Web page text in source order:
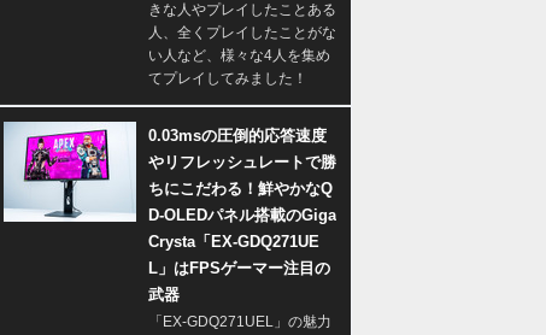
きな人やプレイしたことある
人、全くプレイしたことがな
い人など、様々な4人を集め
てプレイしてみました！
0.03msの圧倒的応答速度
やリフレッシュレートで勝
ちにこだわる！鮮やかなQ
D-OLEDパネル搭載のGiga
Crysta「EX-GDQ271UE
L」はFPSゲーマー注目の
武器
「EX-GDQ271UEL」の魅力